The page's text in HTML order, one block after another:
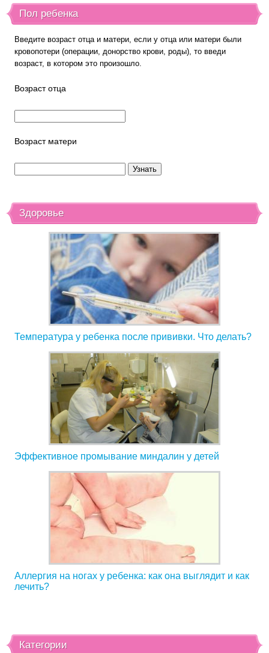
Пол ребенка
Введите возраст отца и матери, если у отца или матери были
кровопотери (операции, донорство крови, роды), то введи
возраст, в котором это произошло.
Возраст отца
Возраст матери
Здоровье
Температура у ребенка после прививки. Что делать?
Эффективное промывание миндалин у детей
Аллергия на ногах у ребенка: как она выглядит и как
лечить?
Категории